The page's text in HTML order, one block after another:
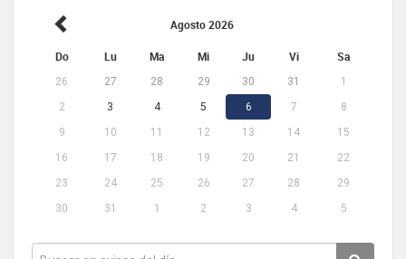
Agosto 2026
Do Lu Ma Mi Ju Vi Sa
26 27 28 29 30 31
1
2
3 4 5 6 7
8
9
10 11 12 13 14
15
16
17 18 19 20 21
22
23
24 25 26 27 28
29
30
31 1 2 3 4 5